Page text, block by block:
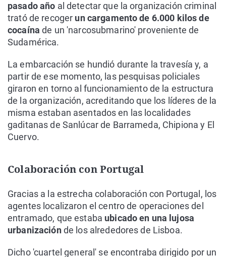
pasado año al detectar que la organización criminal
trató de recoger un cargamento de 6.000 kilos de
cocaína de un 'narcosubmarino' proveniente de
Sudamérica.
La embarcación se hundió durante la travesía y, a
partir de ese momento, las pesquisas policiales
giraron en torno al funcionamiento de la estructura
de la organización, acreditando que los líderes de la
misma estaban asentados en las localidades
gaditanas de Sanlúcar de Barrameda, Chipiona y El
Cuervo.
Colaboración con Portugal
Gracias a la estrecha colaboración con Portugal, los
agentes localizaron el centro de operaciones del
entramado, que estaba ubicado en una lujosa
urbanizaciónde los alrededores de Lisboa.
Dicho 'cuartel general' se encontraba dirigido por un